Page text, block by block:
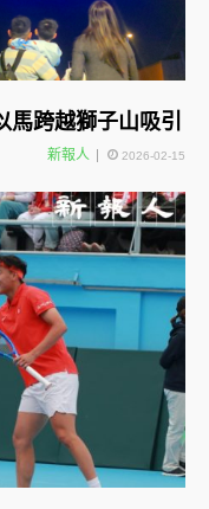
跨越獅子山吸引
新報人 2026-02-15